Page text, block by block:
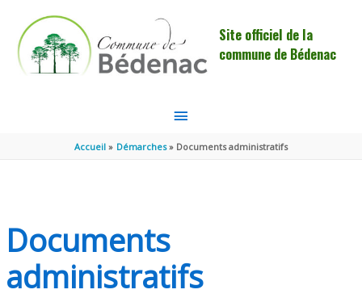
Site officiel de la
commune de Bédenac
MENU
PRINCIPAL
Accueil Démarches Documents administratifs
Documents
administratifs